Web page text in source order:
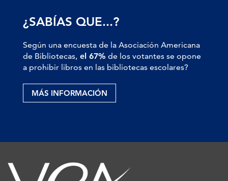
¿SABÍAS QUE...?
Según una encuesta de la Asociación Americana
de Bibliotecas, el 67% de los votantes se opone
a prohibir libros en las bibliotecas escolares?
MÁS INFORMACIÓN